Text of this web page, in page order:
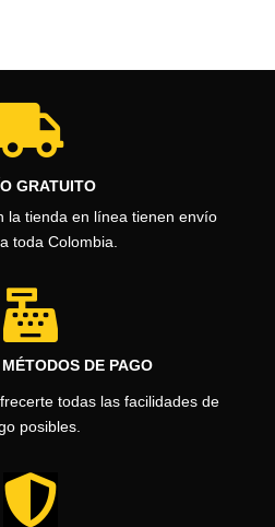
GRATUITO
la tienda en línea tienen envío
toda Colombia.

DE PAGO
todas las facilidades de
posibles.
